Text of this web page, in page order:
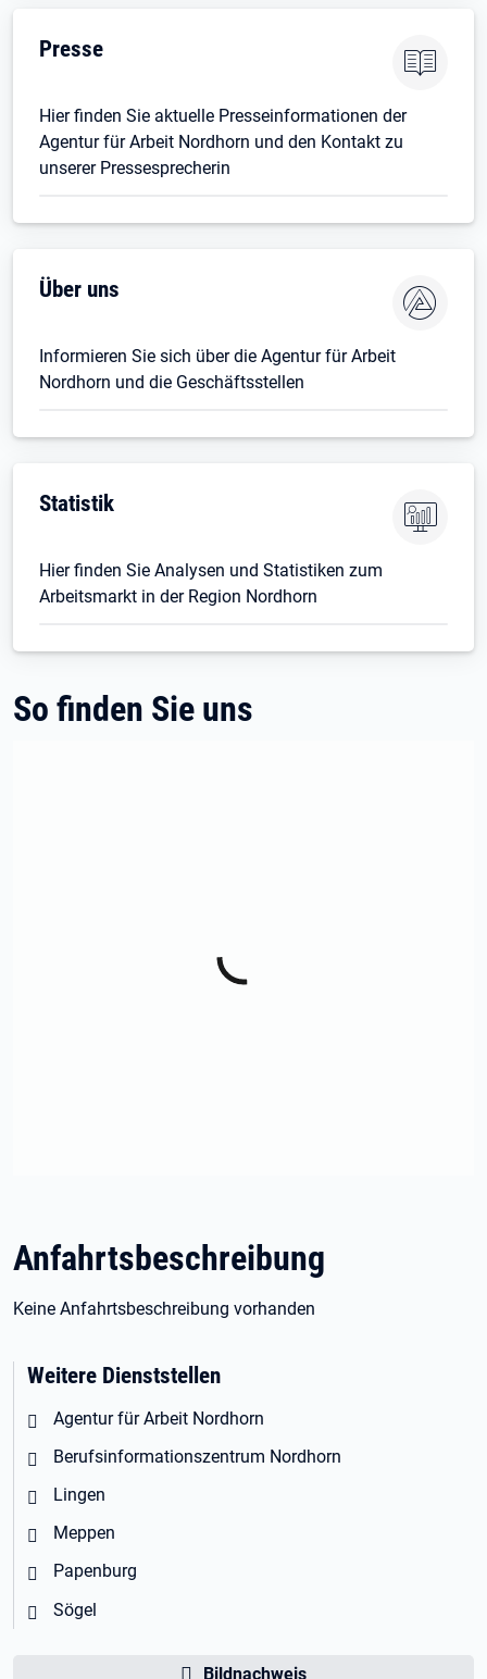
Öffnet in neuem Tab
Presse
Hier finden Sie aktuelle Presseinformationen der
Agentur für Arbeit Nordhorn und den Kontakt zu
unserer Pressesprecherin
Öffnet in neuem Tab
Über uns
Informieren Sie sich über die Agentur für Arbeit
Nordhorn und die Geschäftsstellen
Statistik
Hier finden Sie Analysen und Statistiken zum
Arbeitsmarkt in der Region Nordhorn
So finden Sie uns
Anfahrtsbeschreibung
Keine Anfahrtsbeschreibung vorhanden
Weitere Dienststellen
Agentur für Arbeit Nordhorn
Berufsinformationszentrum Nordhorn
Lingen
Meppen
Papenburg
Sögel
Bildnachweis